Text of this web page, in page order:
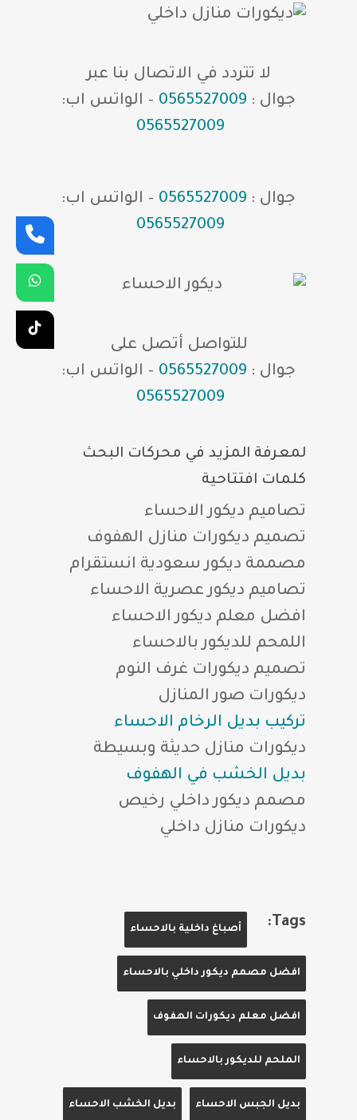
لا تتردد في الاتصال بنا عبر
جوال : 0565527009 – الواتس اب:
0565527009
جوال : 0565527009 – الواتس اب:
0565527009
للتواصل أتصل على
جوال : 0565527009 – الواتس اب:
0565527009
لمعرفة المزيد في محركات البحث
كلمات افتتاحية
تصاميم ديكور الاحساء
تصميم ديكورات منازل الهفوف
مصممة ديكور سعودية انستقرام
تصاميم ديكور عصرية الاحساء
افضل معلم ديكور الاحساء
اللمحم للديكور بالاحساء
تصميم ديكورات غرف النوم
ديكورات صور المنازل
تركيب بديل الرخام الاحساء
ديكورات منازل حديثة وبسيطة
بديل الخشب في الهفوف
مصمم ديكور داخلي رخيص
ديكورات منازل داخلي
Tags: أصباغ داخلية بالاحساء
افضل مصمم ديكور داخلي بالاحساء
افضل معلم ديكورات الهفوف
الملحم للديكور بالاحساء
بديل الجبس الاحساء بديل الخشب الاحساء